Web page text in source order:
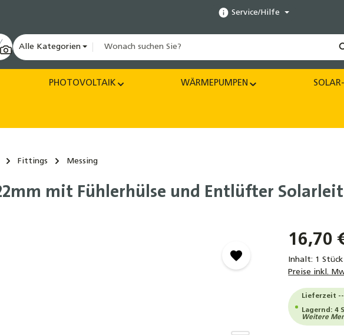
Service/Hilfe
Alle Kategorien
PHOTOVOLTAIK WÄRMEPUMPEN
Fittings Messing
mit Fühlerhülse und Entlüfter
16,70
Inhalt: 1 Stück
Preise inkl.
Lieferzeit --
Lagernd: 4
Weitere